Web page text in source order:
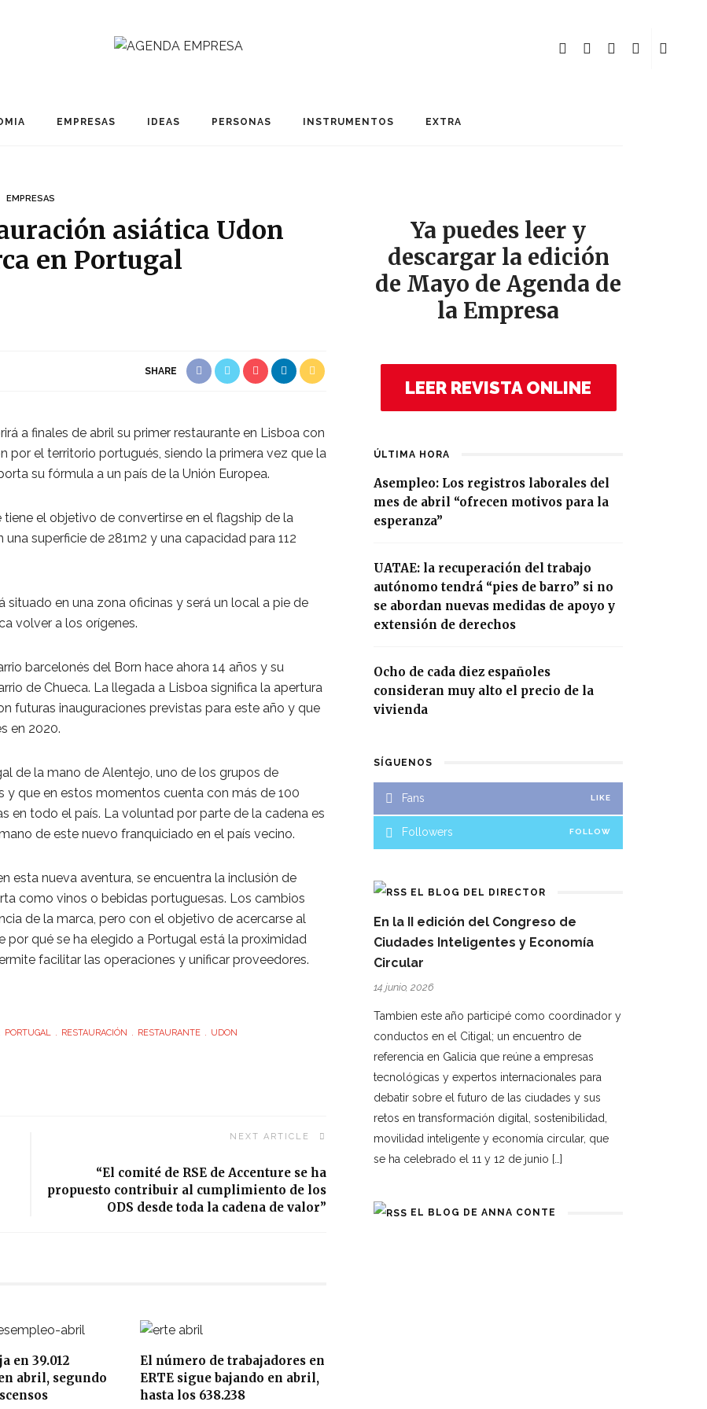
EMPRESAS IDEAS PERSONAS INSTRUMENTOS EXTRA
EMPRESAS
asiática Udon
en Portugal
SHARE
a finales de abril su primer restaurante en Lisboa con
por el territorio portugués, siendo la primera vez que la
su fórmula a un país de la Unión Europea.
tiene el objetivo de convertirse en el flagship de la
superficie de 281m2 y una capacidad para 112
situado en una zona oficinas y será un local a pie de
volver a los orígenes.
barcelonés del Born hace ahora 14 años y su
de Chueca. La llegada a Lisboa significa la apertura
futuras inauguraciones previstas para este año y que
en 2020.
de la mano de Alentejo, uno de los grupos de
y que en estos momentos cuenta con más de 100
en todo el país. La voluntad por parte de la cadena es
de este nuevo franquiciado en el país vecino.
esta nueva aventura, se encuentra la inclusión de
como vinos o bebidas portuguesas. Los cambios
de la marca, pero con el objetivo de acercarse al
por qué se ha elegido a Portugal está la proximidad
facilitar las operaciones y unificar proveedores.
PORTUGAL RESTAURACIÓN RESTAURANTE UDON
NEXT ARTICLE
“El comité de RSE de Accenture se ha
propuesto contribuir al cumplimiento de los
ODS desde toda la cadena de valor”
en 39.012
abril, segundo
El número de trabajadores en
ERTE sigue bajando en abril,
hasta los 638.238
Ya puedes leer y
descargar la edición
de Mayo de Agenda de
la Empresa
LEER REVISTA ONLINE
ÚLTIMA HORA
Asempleo: Los registros laborales del
mes de abril “ofrecen motivos para la
esperanza”
UATAE: la recuperación del trabajo
autónomo tendrá “pies de barro” si no
se abordan nuevas medidas de apoyo y
extensión de derechos
Ocho de cada diez españoles
consideran muy alto el precio de la
vivienda
SÍGUENOS
Fans LIKE
Followers FOLLOW
EL BLOG DEL DIRECTOR
En la II edición del Congreso de
Ciudades Inteligentes y Economía
Circular
14 junio, 2026
Tambien este año participé como coordinador y
conductos en el Citigal; un encuentro de
referencia en Galicia que reúne a empresas
tecnológicas y expertos internacionales para
debatir sobre el futuro de las ciudades y sus
retos en transformación digital, sostenibilidad,
movilidad inteligente y economía circular, que
se ha celebrado el 11 y 12 de junio […]
EL BLOG DE ANNA CONTE